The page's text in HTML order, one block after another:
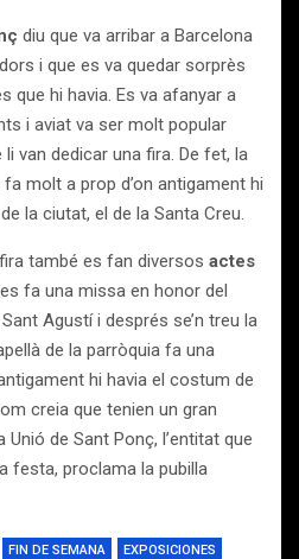
diu que va arribar a Barcelona
i que es va quedar sorprès
que hi havia. Es va afanyar a
i aviat va ser molt popular
van dedicar una fira. De fet, la
molt a prop d’on antigament hi
la ciutat, el de la Santa Creu.
també es fan diversos actes
fa una missa en honor del
Agustí i després se’n treu la
de la parròquia fa una
hi havia el costum de
creia que tenien un gran
Unió de Sant Ponç, l’entitat que
festa, proclama la pubilla
FIN DE SEMANA EXPOSICIONES